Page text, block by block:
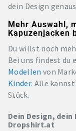
dein Design
Mehr Auswahl,
Kapuzenjacken
Du willst noch
Bei uns findest du
Modellen von
Kinder. Alle
Stück.
Dein Design,
Dropshirt.at